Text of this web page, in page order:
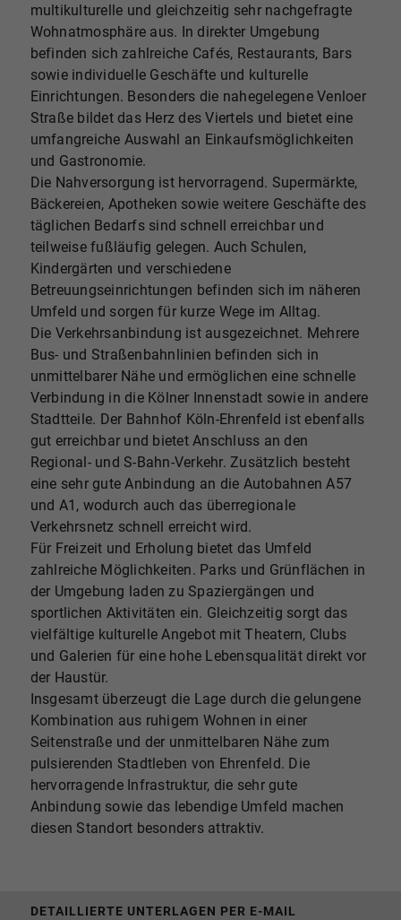
multikulturelle und gleichzeitig sehr nachgefragte
Wohnatmosphäre aus. In direkter Umgebung
befinden sich zahlreiche Cafés, Restaurants, Bars
sowie individuelle Geschäfte und kulturelle
Einrichtungen. Besonders die nahegelegene Venloer
Straße bildet das Herz des Viertels und bietet eine
umfangreiche Auswahl an Einkaufsmöglichkeiten
und Gastronomie.
Die Nahversorgung ist hervorragend. Supermärkte,
Bäckereien, Apotheken sowie weitere Geschäfte des
täglichen Bedarfs sind schnell erreichbar und
teilweise fußläufig gelegen. Auch Schulen,
Kindergärten und verschiedene
Betreuungseinrichtungen befinden sich im näheren
Umfeld und sorgen für kurze Wege im Alltag.
Die Verkehrsanbindung ist ausgezeichnet. Mehrere
Bus- und Straßenbahnlinien befinden sich in
unmittelbarer Nähe und ermöglichen eine schnelle
Verbindung in die Kölner Innenstadt sowie in andere
Stadtteile. Der Bahnhof Köln-Ehrenfeld ist ebenfalls
gut erreichbar und bietet Anschluss an den
Regional- und S-Bahn-Verkehr. Zusätzlich besteht
eine sehr gute Anbindung an die Autobahnen A57
und A1, wodurch auch das überregionale
Verkehrsnetz schnell erreicht wird.
Für Freizeit und Erholung bietet das Umfeld
zahlreiche Möglichkeiten. Parks und Grünflächen in
der Umgebung laden zu Spaziergängen und
sportlichen Aktivitäten ein. Gleichzeitig sorgt das
vielfältige kulturelle Angebot mit Theatern, Clubs
und Galerien für eine hohe Lebensqualität direkt vor
der Haustür.
Insgesamt überzeugt die Lage durch die gelungene
Kombination aus ruhigem Wohnen in einer
Seitenstraße und der unmittelbaren Nähe zum
pulsierenden Stadtleben von Ehrenfeld. Die
hervorragende Infrastruktur, die sehr gute
Anbindung sowie das lebendige Umfeld machen
diesen Standort besonders attraktiv.
DETAILLIERTE UNTERLAGEN PER E-MAIL